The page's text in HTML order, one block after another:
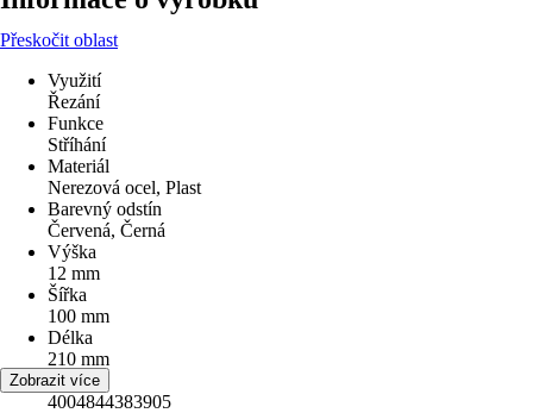
Přeskočit oblast
Využití
Řezání
Funkce
Stříhání
Materiál
Nerezová ocel, Plast
Barevný odstín
Červená, Černá
Výška
12 mm
Šířka
100 mm
Délka
210 mm
EAN
4004844383905
Zobrazit více